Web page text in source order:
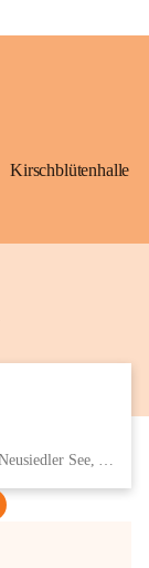
Kirschblütenhalle
Eisenstädter Straße 18, 7091 Breitenbrunn am Neusiedler See, AUT